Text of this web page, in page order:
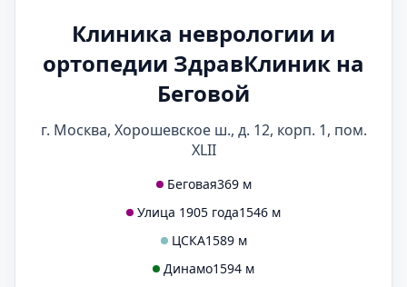
Клиника неврологии и
ортопедии ЗдравКлиник на
Беговой
г. Москва, Хорошевское ш., д. 12, корп. 1, пом.
XLII
Беговая369 м
Улица 1905 года1546 м
ЦСКА1589 м
Динамо1594 м